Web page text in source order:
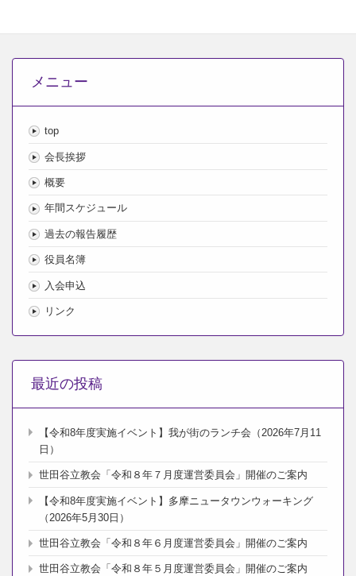
メニュー
top
会長挨拶
概要
年間スケジュール
過去の報告履歴
役員名簿
入会申込
リンク
最近の投稿
【令和8年度実施イベント】我が街のランチ会（2026年7月11
日）
世田谷立教会「令和８年７月度運営委員会」開催のご案内
【令和8年度実施イベント】多摩ニュータウンウォーキング
（2026年5月30日）
世田谷立教会「令和８年６月度運営委員会」開催のご案内
世田谷立教会「令和８年５月度運営委員会」開催のご案内